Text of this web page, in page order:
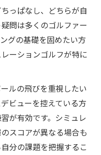
っぱなし、どちらが自
問は多くのゴルファー
グの基礎を固めたい方
ーションゴルフが特に
ルの飛びを重視したい
ビューを控えている方
が有効です。シミュレ
スコアが異なる場合も
分の課題を把握するこ